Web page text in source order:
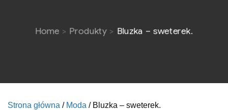
Home Produkty Bluzka – sweterek.
Strona główna / Moda / Bluzka – sweterek.